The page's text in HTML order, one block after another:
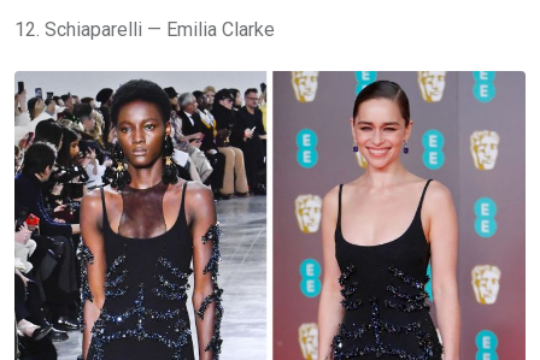
12. Schiaparelli — Emilia Clarke